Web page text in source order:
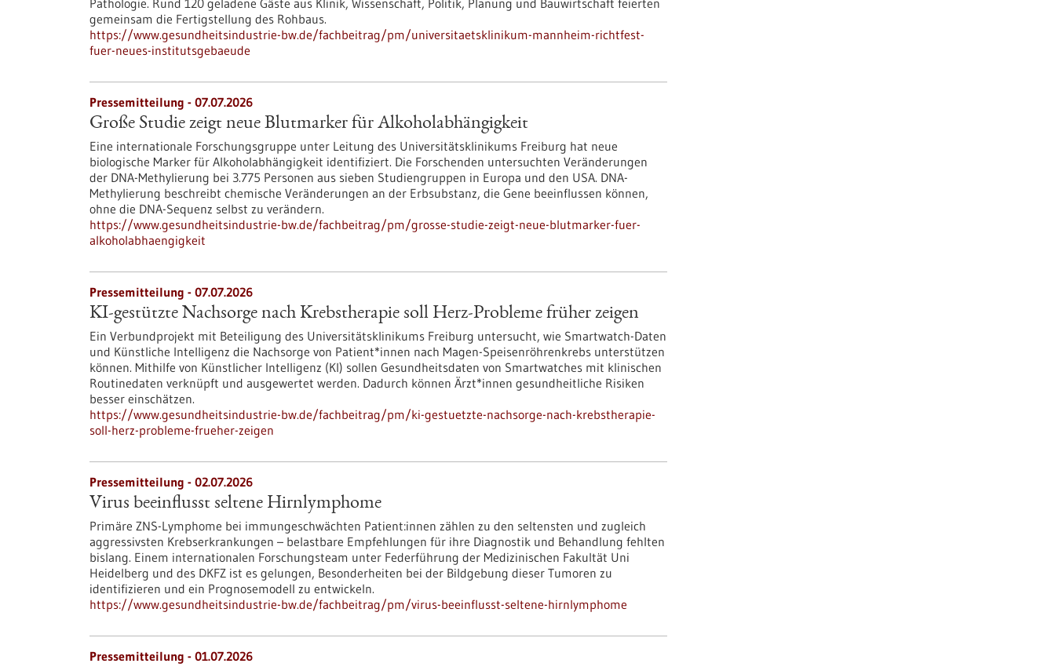
Pathologie. Rund 120 geladene Gäste aus Klinik, Wissenschaft, Politik, Planung und Bauwirtschaft feierten
gemeinsam die Fertigstellung des Rohbaus.
https://www.gesundheitsindustrie-bw.de/fachbeitrag/pm/universitaetsklinikum-mannheim-richtfest-
fuer-neues-institutsgebaeude
Pressemitteilung - 07.07.2026
Große Studie zeigt neue Blutmarker für Alkoholabhängigkeit
Eine internationale Forschungsgruppe unter Leitung des Universitätsklinikums Freiburg hat neue
biologische Marker für Alkoholabhängigkeit identifiziert. Die Forschenden untersuchten Veränderungen
der DNA-Methylierung bei 3.775 Personen aus sieben Studiengruppen in Europa und den USA. DNA-
Methylierung beschreibt chemische Veränderungen an der Erbsubstanz, die Gene beeinflussen können,
ohne die DNA-Sequenz selbst zu verändern.
https://www.gesundheitsindustrie-bw.de/fachbeitrag/pm/grosse-studie-zeigt-neue-blutmarker-fuer-
alkoholabhaengigkeit
Pressemitteilung - 07.07.2026
KI-gestützte Nachsorge nach Krebstherapie soll Herz-Probleme früher zeigen
Ein Verbundprojekt mit Beteiligung des Universitätsklinikums Freiburg untersucht, wie Smartwatch-Daten
und Künstliche Intelligenz die Nachsorge von Patient*innen nach Magen-Speisenröhrenkrebs unterstützen
können. Mithilfe von Künstlicher Intelligenz (KI) sollen Gesundheitsdaten von Smartwatches mit klinischen
Routinedaten verknüpft und ausgewertet werden. Dadurch können Ärzt*innen gesundheitliche Risiken
besser einschätzen.
https://www.gesundheitsindustrie-bw.de/fachbeitrag/pm/ki-gestuetzte-nachsorge-nach-krebstherapie-
soll-herz-probleme-frueher-zeigen
Pressemitteilung - 02.07.2026
Virus beeinflusst seltene Hirnlymphome
Primäre ZNS-Lymphome bei immungeschwächten Patient:innen zählen zu den seltensten und zugleich
aggressivsten Krebserkrankungen – belastbare Empfehlungen für ihre Diagnostik und Behandlung fehlten
bislang. Einem internationalen Forschungsteam unter Federführung der Medizinischen Fakultät Uni
Heidelberg und des DKFZ ist es gelungen, Besonderheiten bei der Bildgebung dieser Tumoren zu
identifizieren und ein Prognosemodell zu entwickeln.
https://www.gesundheitsindustrie-bw.de/fachbeitrag/pm/virus-beeinflusst-seltene-hirnlymphome
Pressemitteilung - 01.07.2026